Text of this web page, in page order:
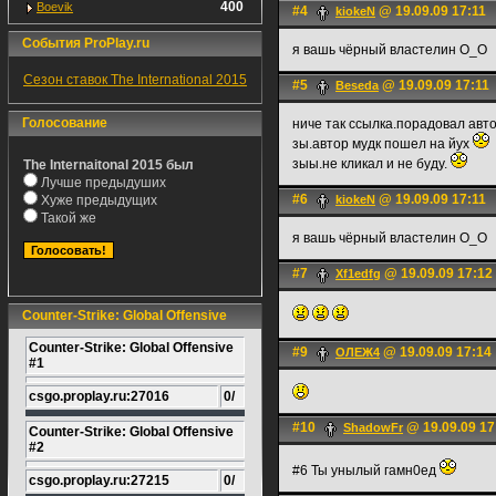
Boevik 400
События ProPlay.ru
Сезон ставок The International 2015
Голосование
The Internaitonal 2015 был
Лучше предыдуших
Хуже предыдущих
Такой же
Counter-Strike: Global Offensive
Counter-Strike: Global Offensive
#1
csgo.proplay.ru:27016 0/
Counter-Strike: Global Offensive
#2
csgo.proplay.ru:27215 0/
#4 kiokeN @ 19.09.09 17:11
я вашь чёрный властелин O_O
#5 Beseda@ 19.09.09 17:11
ниче так ссылка.порадовал
зы.автор мудк пошел на йух
зыы.не кликал и не буду.
#6 kiokeN @ 19.09.09 17:11
я вашь чёрный властелин O_O
#7 Xf1edfg @ 19.09.09 17:12
#9 ОЛЕЖ4 @ 19.09.09 17:14
#10 ShadowFr @ 19.09.09
#6 Ты унылый гамн0ед